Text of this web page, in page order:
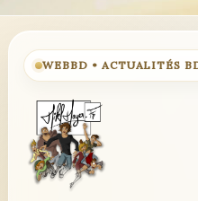
de
Laurent
Argelier
WEBBD • ACTUALITÉS